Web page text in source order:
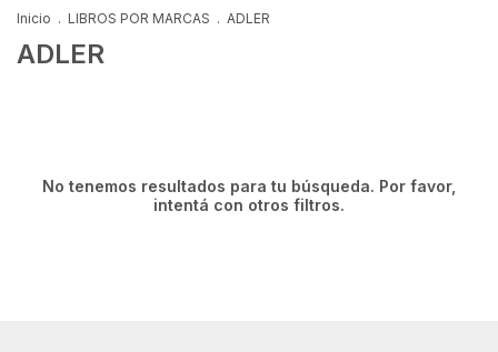
Inicio . LIBROS POR MARCAS . ADLER
ADLER
No tenemos resultados para tu búsqueda. Por favor,
intentá con otros filtros.